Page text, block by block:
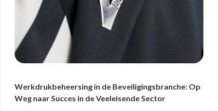
Werkdrukbeheersing in de Beveiligingsbranche: Op
Weg naar Succes in de Veeleisende Sector